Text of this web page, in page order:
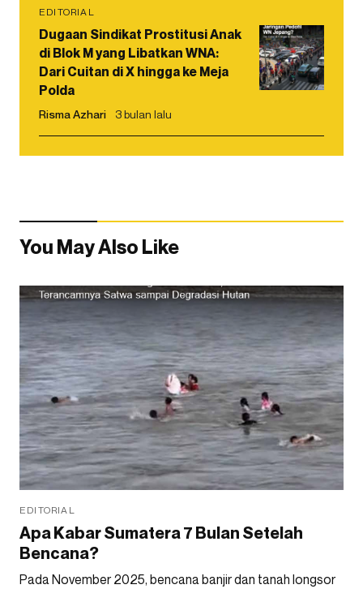
EDITORIAL
Dugaan Sindikat Prostitusi Anak
di Blok M yang Libatkan WNA:
Dari Cuitan di X hingga ke Meja
Polda
Risma Azhari 3 bulan lalu
You May Also Like
EDITORIAL
Apa Kabar Sumatera 7 Bulan Setelah
Bencana?
Pada November 2025, bencana banjir dan tanah longsor